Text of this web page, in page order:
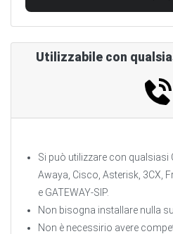
Utilizzabile con
Si può utilizzare con qualsiasi
Awaya, Cisco, Asterisk, 3CX,
e GATEWAY-SIP.
Non bisogna installare nulla
Non è necessirio avere